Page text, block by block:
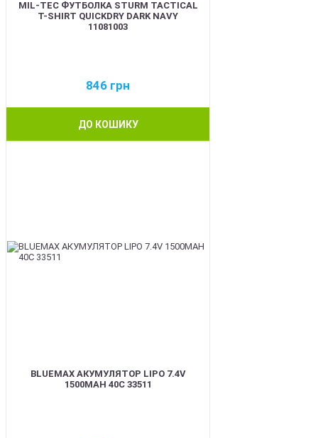
MIL-TEC ФУТБОЛКА STURM TACTICAL
T-SHIRT QUICKDRY DARK NAVY
11081003
846 грн
ДО КОШИКУ
BLUEMAX АКУМУЛЯТОР LIPO 7.4V
1500MAH 40C 33511